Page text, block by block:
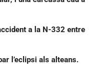
a la N-332 entre
l’eclipsi als alteans.